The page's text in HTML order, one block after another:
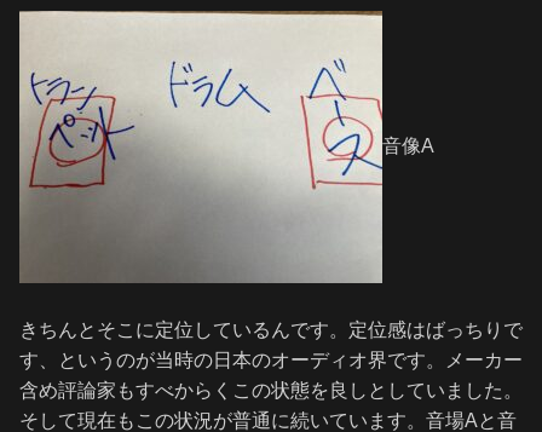
音像A
きちんとそこに定位しているんです。定位感はばっちりで
す、というのが当時の日本のオーディオ界です。メーカー
含め評論家もすべからくこの状態を良しとしていました。
そして現在もこの状況が普通に続いています。音場Aと音